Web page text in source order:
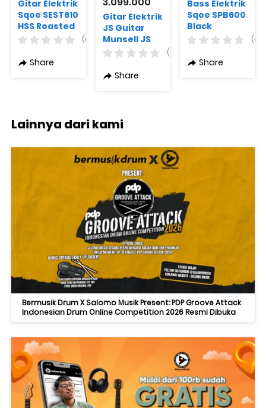
Gitar Elektrik
Sqoe SEST610
HSS Roasted
Maple Varian
Original
(0)
Share
Gitar Elektrik
JS Guitar
Munsell JS
ST2 Viva
(0)
Share
Bass Elektrik
Sqoe SPB600
Black
(0)
Share
Lainnya dari kami
Bermusik Drum X Salomo Musik Present: PDP Groove Attack
Indonesian Drum Online Competition 2026 Resmi Dibuka